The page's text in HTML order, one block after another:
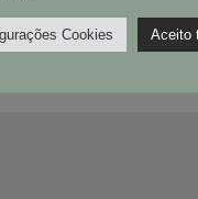
Cookies Aceito